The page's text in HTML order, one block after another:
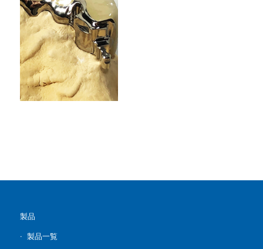
製品
製品一覧